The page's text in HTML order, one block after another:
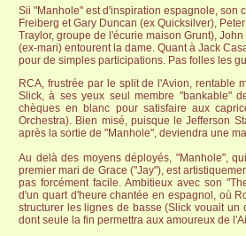
Sii "Manhole" est d'inspiration espagnole, son
Freiberg et Gary Duncan (ex Quicksilver),
Traylor, groupe de l'écurie maison Grunt),
(ex-mari) entourent la dame. Quant à Jack
pour de simples participations. Pas folles les
RCA, frustrée par le split de l'Avion, rentable
Slick, à ses yeux seul membre "bankable"
chèques en blanc pour satisfaire aux
Orchestra). Bien misé, puisque le Jefferson
après la sortie de "Manhole", deviendra une
Au delà des moyens déployés, "Manhole",
premier mari de Grace ("Jay"), est
pas forcément facile. Ambitieux avec son
d'un quart d'heure chantée en espagnol, où
structurer les lignes de basse (Slick vouait
dont seule la fin permettra aux amoureux de